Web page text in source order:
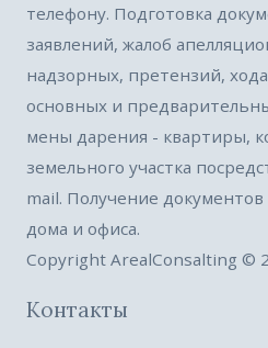
телефону. Подготовка
заявлений, жалоб
надзорных, претензий,
основных и
мены дарения - квартиры,
земельного участка
mail. Получение
дома и офиса.
Copyright ArealConsalting ©
Контакты